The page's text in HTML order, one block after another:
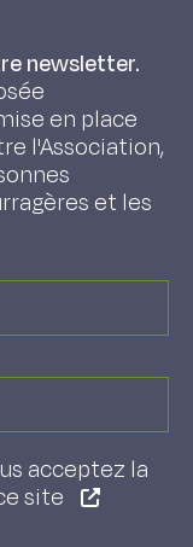
newsletter.
en place
l'Association,
et les
acceptez la
site